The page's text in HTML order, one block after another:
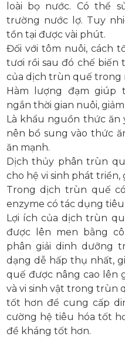
loài bọ nước. Có thể
trường nước lợ. Tuy
tồn tại được vài phút.
Đối với tôm nuôi, cách
tươi rồi sau đó chế
của dịch trùn quế trong
Hàm lượng đạm giúp
ngắn thời gian nuôi,
Là khẩu nguồn thức
nên bổ sung vào thức
ăn mạnh.
Dịch thủy phân trùn
cho hệ vi sinh phát
Trong dịch trùn quế
enzyme có tác dụng
Lợi ích của dịch trùn
được lên men bằng
phân giải dinh dưỡng
dạng dễ hấp thụ nhất,
quế được nâng cao lên
và vi sinh vật trong trùn
tốt hơn để cung cấp
cường hệ tiêu hóa tốt
đề kháng tốt hơn.